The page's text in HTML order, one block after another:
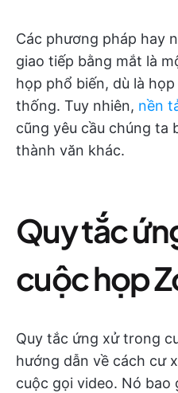
Các phương pháp hay
giao tiếp bằng mắt là
họp phổ biến, dù là
thống. Tuy nhiên, nền
cũng yêu cầu chúng ta
thành văn khác.
Quy tắc
cuộc họp
Quy tắc ứng xử trong
hướng dẫn về cách cư
cuộc gọi video. Nó